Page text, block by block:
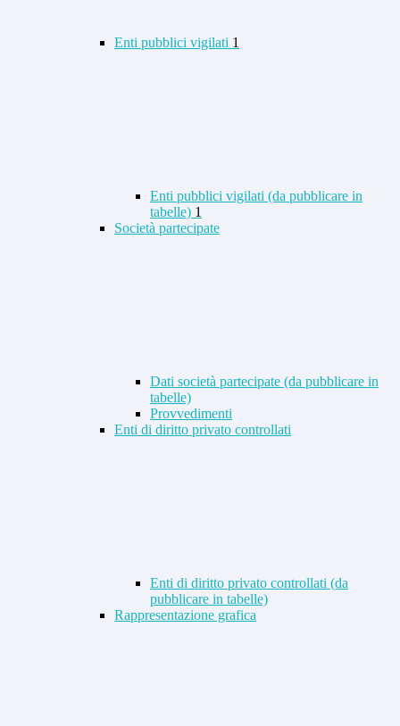
Enti pubblici vigilati 1
Enti pubblici vigilati (da pubblicare in
tabelle) 1
Società partecipate
Dati società partecipate (da pubblicare in
tabelle)
Provvedimenti
Enti di diritto privato controllati
Enti di diritto privato controllati (da
pubblicare in tabelle)
Rappresentazione grafica